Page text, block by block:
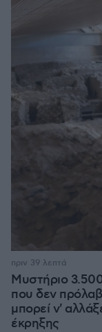
Μυστήριο
που δεν
μπορεί ν'
έκρηξης
πριν 39 λεπτά